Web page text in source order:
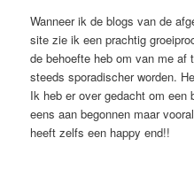
Wanneer ik de blogs van de
site zie ik een prachtig
de behoefte heb om van me af
steeds sporadischer worden.
Ik heb er over gedacht om
eens aan begonnen maar
heeft zelfs een happy end!!